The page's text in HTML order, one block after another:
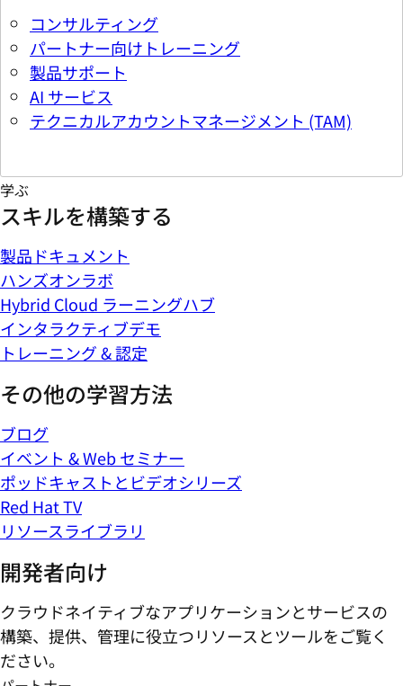
コンサルティング
パートナー向けトレーニング
製品サポート
AI サービス
テクニカルアカウントマネージメント (TAM)
学ぶ
スキルを構築する
製品ドキュメント
ハンズオンラボ
Hybrid Cloud ラーニングハブ
インタラクティブデモ
トレーニング & 認定
その他の学習方法
ブログ
イベント & Web セミナー
ポッドキャストとビデオシリーズ
Red Hat TV
リソースライブラリ
開発者向け
クラウドネイティブなアプリケーションとサービスの
構築、提供、管理に役立つリソースとツールをご覧く
ださい。